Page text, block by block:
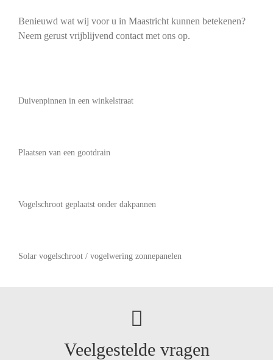
Benieuwd wat wij voor u in Maastricht kunnen betekenen?
Neem gerust vrijblijvend contact met ons op.
Duivenpinnen in een winkelstraat
Plaatsen van een gootdrain
Vogelschroot geplaatst onder dakpannen
Solar vogelschroot / vogelwering zonnepanelen
Veelgestelde vragen